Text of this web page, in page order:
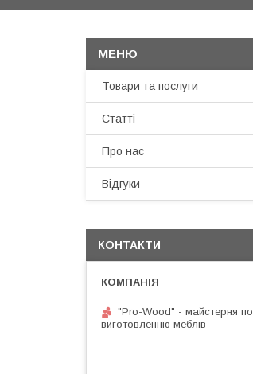
Товари та послуги
Статті
Про нас
Відгуки
КОНТАКТИ
"Pro-Wood" - майстерня по
виготовленню меблів